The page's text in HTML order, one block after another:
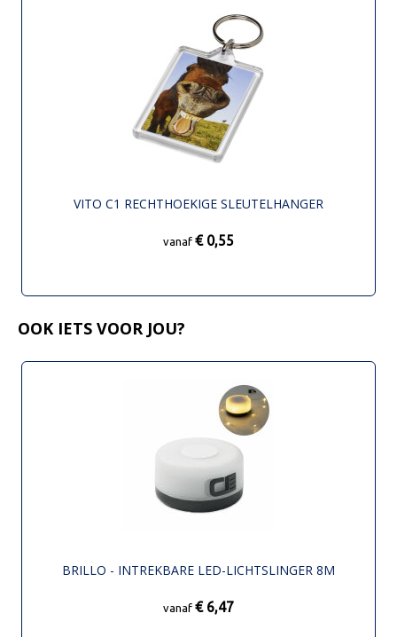
VITO C1 RECHTHOEKIGE SLEUTELHANGER
vanaf € 0,55
OOK IETS VOOR JOU?
BRILLO - INTREKBARE LED-LICHTSLINGER 8M
vanaf € 6,47